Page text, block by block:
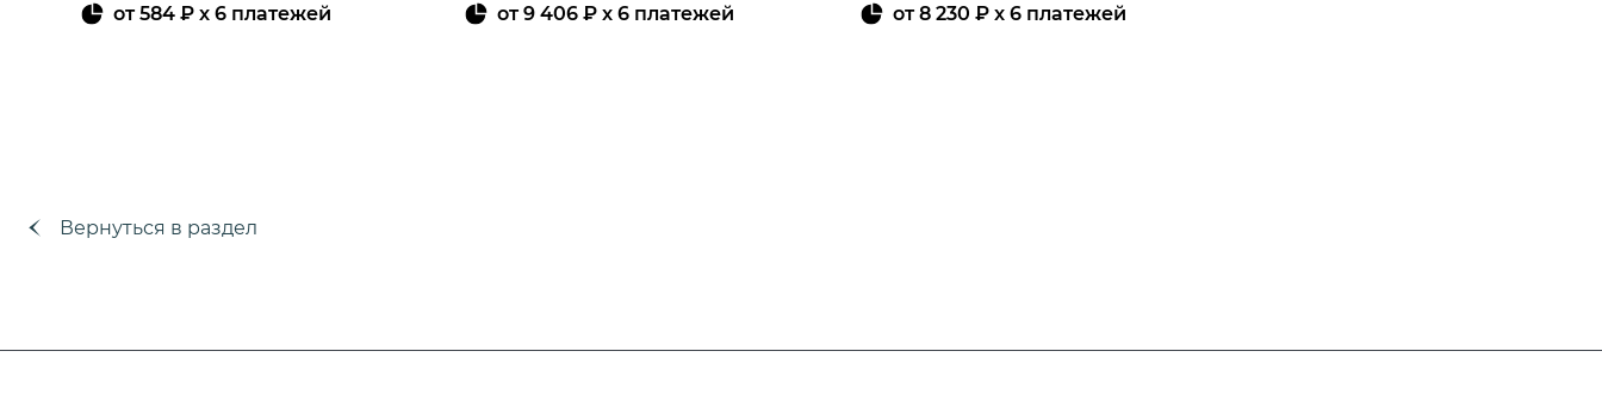
от584 ₽ x 6 платежей
от9 406 ₽ x 6 платежей
от8 230 ₽x 6 платежей
Вернуться в раздел